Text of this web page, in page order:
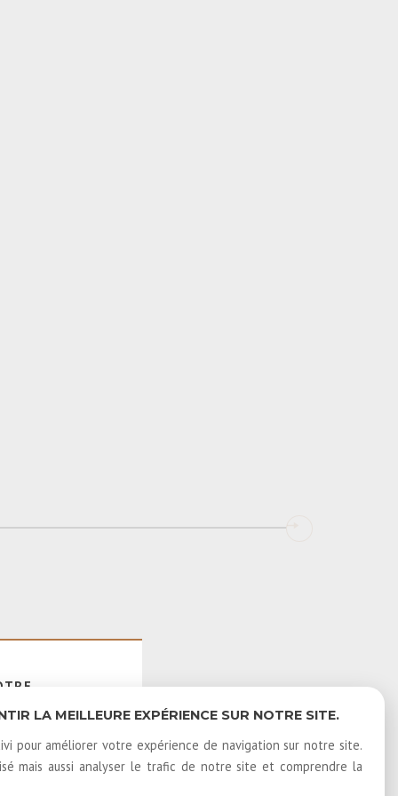
LA MEILLEURE EXPÉRIENCE SUR NOTRE SITE.
pour améliorer votre expérience de navigation sur notre site.
mais aussi analyser le trafic de notre site et comprendre la